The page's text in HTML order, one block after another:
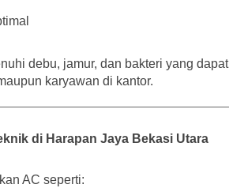
debu, jamur, dan bakteri yang dapat
karyawan di kantor.
di Harapan Jaya Bekasi Utara
AC seperti: